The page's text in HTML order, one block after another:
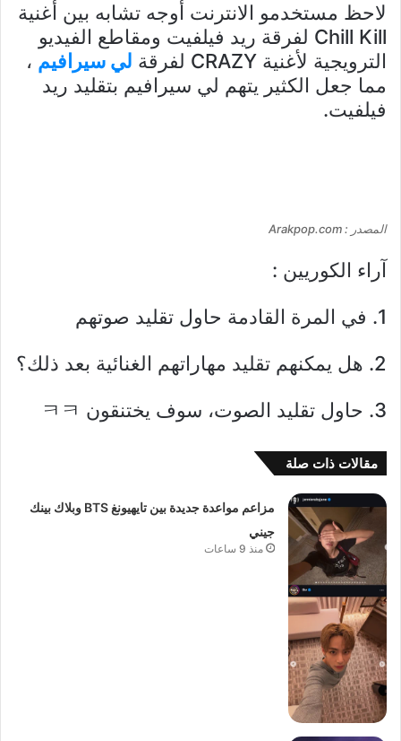
لاحظ مستخدمو الانترنت أوجه تشابه بين أغنية
Chill Kill لفرقة ريد فيلفيت ومقاطع الفيديو
الترويجية لأغنية CRAZY لفرقة
لي سيرافيم ،
مما جعل الكثير يتهم لي سيرافيم بتقليد ريد
فيلفيت.
المصدر : Arakpop.com
آراء الكوريين :
1. في المرة القادمة حاول تقليد صوتهم
2. هل يمكنهم تقليد مهاراتهم الغنائية بعد ذلك؟
3. حاول تقليد الصوت، سوف يختنقون ㅋㅋ
مقالات ذات صلة
مزاعم مواعدة جديدة بين تايهيونغ BTS وبلاك بينك
جيني
منذ 9 ساعات